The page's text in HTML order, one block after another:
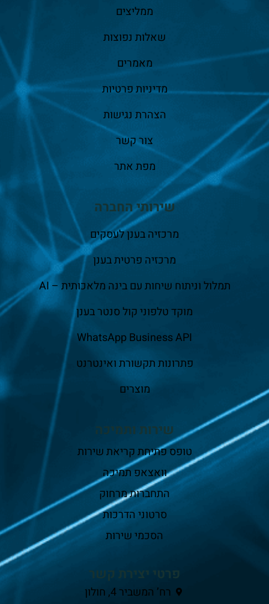
ממליצים
שאלות נפוצות
מאמרים
מדיניות פרטיות
הצהרת נגישות
צור קשר
מפת אתר
שירותי החברה
מרכזיה בענן לעסקים
מרכזיה פרטית בענן
תמלול וניתוח שיחות עם בינה מלאכותית – AI
מוקד טלפוני קול סנטר בענן
WhatsApp Business API
פתרונות תקשורת ואינטרנט
מוצרים
שירות ותמיכה
טופס פתיחת קריאת שירות
וואצאפ תמיכה
התחברות מרחוק
סרטוני הדרכות
הסכמי שירות
פרטי יצירת קשר
רח’ המשביר 4, חולון